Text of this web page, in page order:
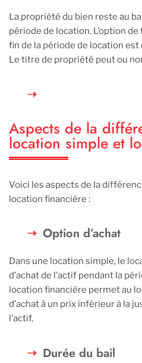
La propriété du bien reste au
période de location. L’option
fin de la période de location
Le titre de propriété peut ou
Aspects de la
location simple et
Voici les aspects de la
location financière :
Option d’achat
Dans une location simple, le
d’achat de l’actif pendant la
location financière permet au
d’achat à un prix inférieur à la
l’actif.
Durée du bail